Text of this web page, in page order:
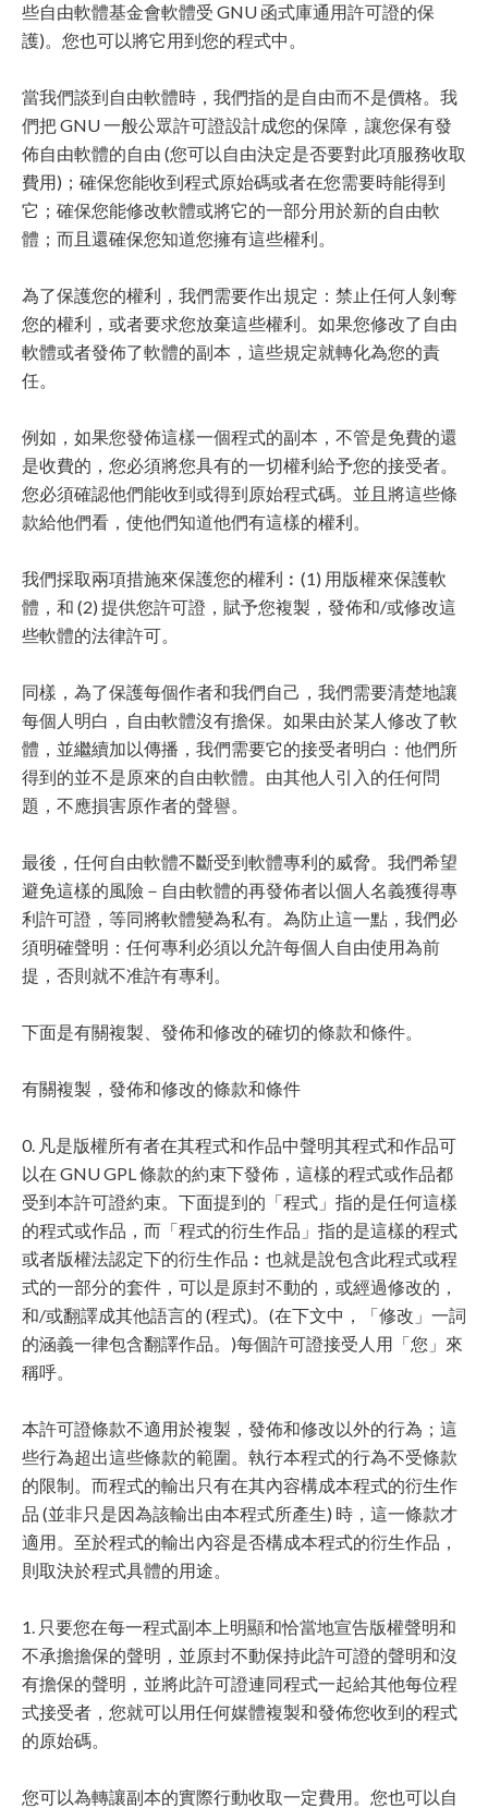
些自由軟體基金會軟體受 GNU 函式庫通用許可證的保
護)。您也可以將它用到您的程式中。
當我們談到自由軟體時，我們指的是自由而不是價格。我
們把 GNU 一般公眾許可證設計成您的保障，讓您保有發
佈自由軟體的自由 (您可以自由決定是否要對此項服務收取
費用)；確保您能收到程式原始碼或者在您需要時能得到
它；確保您能修改軟體或將它的一部分用於新的自由軟
體；而且還確保您知道您擁有這些權利。
為了保護您的權利，我們需要作出規定：禁止任何人剝奪
您的權利，或者要求您放棄這些權利。如果您修改了自由
軟體或者發佈了軟體的副本，這些規定就轉化為您的責
任。
例如，如果您發佈這樣一個程式的副本，不管是免費的還
是收費的，您必須將您具有的一切權利給予您的接受者。
您必須確認他們能收到或得到原始程式碼。並且將這些條
款給他們看，使他們知道他們有這樣的權利。
我們採取兩項措施來保護您的權利︰(1) 用版權來保護軟
體，和 (2) 提供您許可證，賦予您複製，發佈和/或修改這
些軟體的法律許可。
同樣，為了保護每個作者和我們自己，我們需要清楚地讓
每個人明白，自由軟體沒有擔保。如果由於某人修改了軟
體，並繼續加以傳播，我們需要它的接受者明白：他們所
得到的並不是原來的自由軟體。由其他人引入的任何問
題，不應損害原作者的聲譽。
最後，任何自由軟體不斷受到軟體專利的威脅。我們希望
避免這樣的風險－自由軟體的再發佈者以個人名義獲得專
利許可證，等同將軟體變為私有。為防止這一點，我們必
須明確聲明：任何專利必須以允許每個人自由使用為前
提，否則就不准許有專利。
下面是有關複製、發佈和修改的確切的條款和條件。
有關複製，發佈和修改的條款和條件
0. 凡是版權所有者在其程式和作品中聲明其程式和作品可
以在 GNU GPL 條款的約束下發佈，這樣的程式或作品都
受到本許可證約束。下面提到的「程式」指的是任何這樣
的程式或作品，而「程式的衍生作品」指的是這樣的程式
或者版權法認定下的衍生作品︰也就是說包含此程式或程
式的一部分的套件，可以是原封不動的，或經過修改的，
和/或翻譯成其他語言的 (程式)。(在下文中，「修改」一詞
的涵義一律包含翻譯作品。)每個許可證接受人用「您」來
稱呼。
本許可證條款不適用於複製，發佈和修改以外的行為；這
些行為超出這些條款的範圍。執行本程式的行為不受條款
的限制。而程式的輸出只有在其內容構成本程式的衍生作
品 (並非只是因為該輸出由本程式所產生) 時，這一條款才
適用。至於程式的輸出內容是否構成本程式的衍生作品，
則取決於程式具體的用途。
1. 只要您在每一程式副本上明顯和恰當地宣告版權聲明和
不承擔擔保的聲明，並原封不動保持此許可證的聲明和沒
有擔保的聲明，並將此許可證連同程式一起給其他每位程
式接受者，您就可以用任何媒體複製和發佈您收到的程式
的原始碼。
您可以為轉讓副本的實際行動收取一定費用。您也可以自